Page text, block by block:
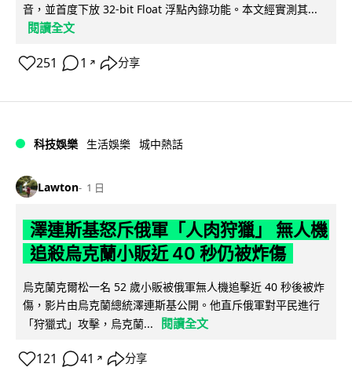
音，並首度下放 32-bit Float 浮點內錄功能。本文經實測其...
閱讀全文
251 1 ↗ 分享
科技娛樂 生活娛樂 城中熱話
Lawton 1 日
澤連斯基怒斥俄軍「人肉狩獵」 無人機
追殺烏克蘭小販近 40 秒仍被炸傷
烏克蘭克爾松一名 52 歲小販被俄軍無人機追擊近 40 秒後被炸
傷，影片由烏克蘭總統澤連斯基公開。他直斥俄軍對平民進行
「狩獵式」攻擊，烏克蘭...
閱讀全文
121 41 ↗ 分享